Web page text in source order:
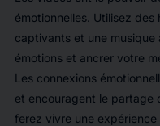
émotionnelles. Utilisez
captivants et une
émotions et ancrer votre
Les connexions
et encouragent le partage
ferez vivre une expérience